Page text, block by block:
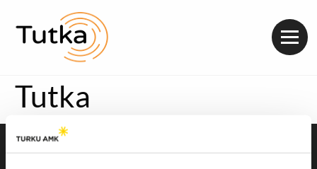
Tutka
Saavutettavuusseloste